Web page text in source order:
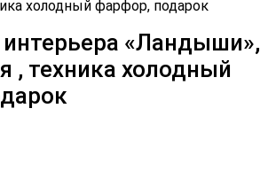
холодный фарфор, подарок
«Ландыши»,
, техника холодный